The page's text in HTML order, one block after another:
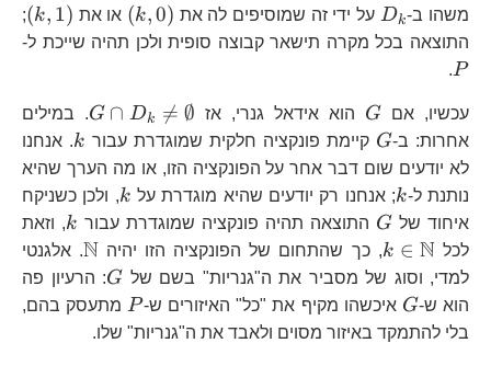
משהו ב-
D_{k} Dk על ידי זה שמוסיפים לה את (k,0) או את (k, 1)
;
התוצאה בכל מקרה תישאר קבוצה סופית ולכן תהיה שייכת ל-
P
.
עכשיו, אם G G הוא אידאל גנרי, אז
G\cap
G ∩ Dk 
= ∅
. במילים
אחרות: ב-
G G קיימת פונקציה חלקית שמוגדרת עבור k
k. אנחנו
לא יודעים שום דבר אחר על הפונקציה הזו, או מה הערך שהיא
נותנת ל-
k k; אנחנו רק יודעים שהיא מוגדרת על
k
k, ולכן כשניקח
איחוד של
G G התוצאה תהיה פונקציה שמוגדרת עבור k
k, וזאת
לכל
k\in\mathbb{N} k ∈ N , כך שהתחום של הפונקציה הזו יהיה N. אלגנטי
למדי, וסוג של מסביר את ה"גנריות" בשם של
G
G: הרעיון פה
הוא ש-
G G איכשהו מקיף את "כל" האיזורים ש-
P
Pמתעסק בהם,
בלי להתמקד באיזור מסוים ולאבד את ה"גנריות" שלו.